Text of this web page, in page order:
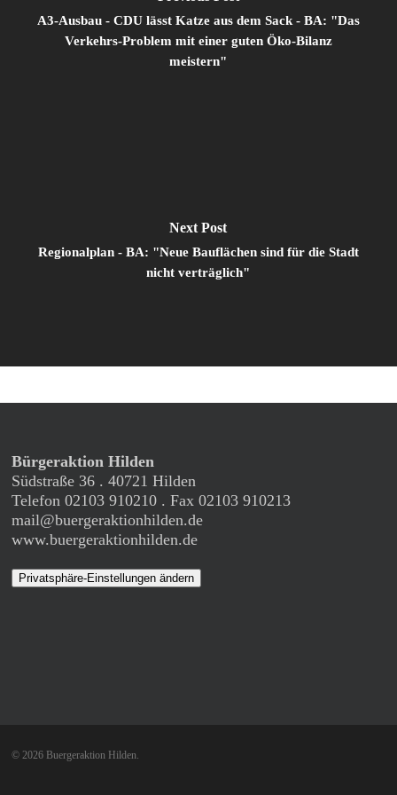
A3-Ausbau - CDU lässt Katze aus dem Sack - BA: "Das
Verkehrs-Problem mit einer guten Öko-Bilanz
meistern"
Next Post
Regionalplan - BA: "Neue Bauflächen sind für die Stadt
nicht verträglich"
Bürgeraktion Hilden
Südstraße 36 . 40721 Hilden
Telefon 02103 910210 . Fax 02103 910213
mail@buergeraktionhilden.de
www.buergeraktionhilden.de
Privatsphäre-Einstellungen ändern
© 2026 Buergeraktion Hilden.